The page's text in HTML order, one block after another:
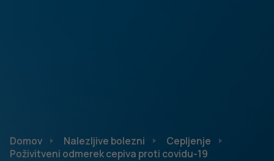
Domov Nalezljive bolezni
Cepljenje
Poživitveni odmerek cepiva proti covidu-19